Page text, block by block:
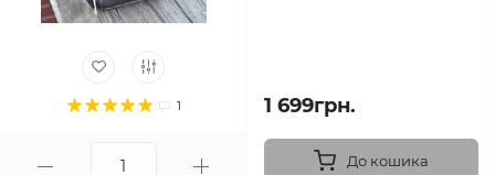
1 1 699грн.
До кошика